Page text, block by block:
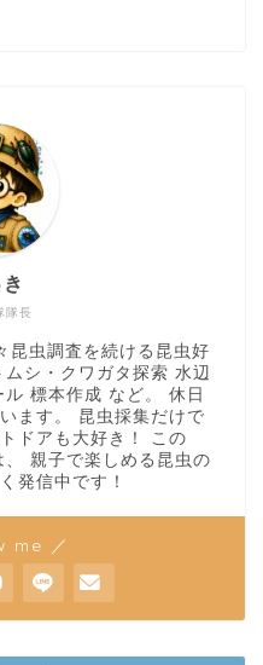
隊長
昆虫調査を続ける昆虫好
シ・クワガタ探索 水辺
標本作成 など。 休日
ます。 昆虫採集だけで
ドアも大好き！ この
、 親子で楽しめる昆虫の
発信中です！
me ／